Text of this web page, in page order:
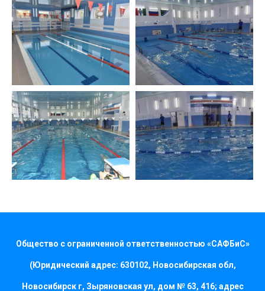
Общество с ограниченной ответственностью «САФБиС»
(Юридический адрес: 630102, Новосибирская обл,
Новосибирск г, Зыряновская ул, дом № 63, 416; адрес